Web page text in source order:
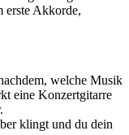
erste Akkorde,
welche Musik
eine Konzertgitarre
klingt und du dein